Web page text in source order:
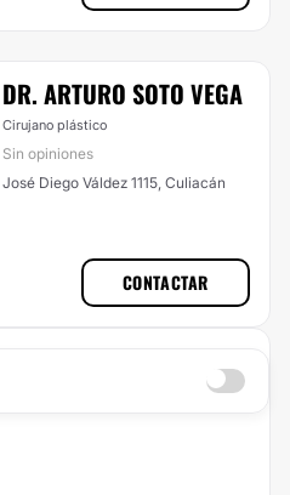
DR. ARTURO SOTO VEGA
Cirujano plástico
Sin opiniones
José Diego Váldez 1115, Culiacán
CONTACTAR